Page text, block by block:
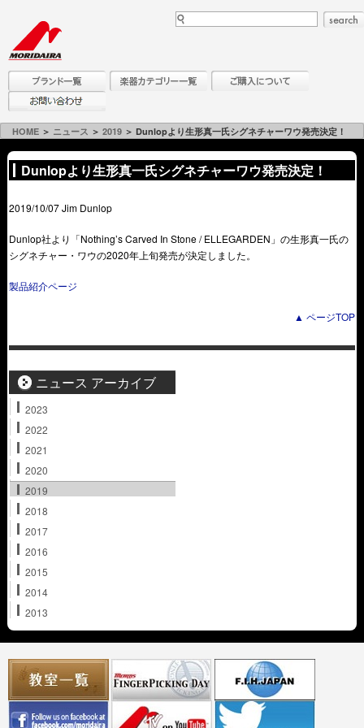
HOME ＞ ニュース ＞ 2019 ＞ Dunlopより生形真一氏シグネチャーワウ発売決定！
Dunlopより生形真一氏シグネチャーワウ発売決定！
2019/10/07 Jim Dunlop
Dunlop社より「Nothing’s Carved In Stone / ELLEGARDEN」の生形真一氏の
シグネチャー・ワウの2020年上旬発売が決定しました。
製品紹介ページ
▲ ページTOP
ニュース アーカイブ
2023
2022
2021
2020
2019
2018
2017
2016
2015
2014
2013